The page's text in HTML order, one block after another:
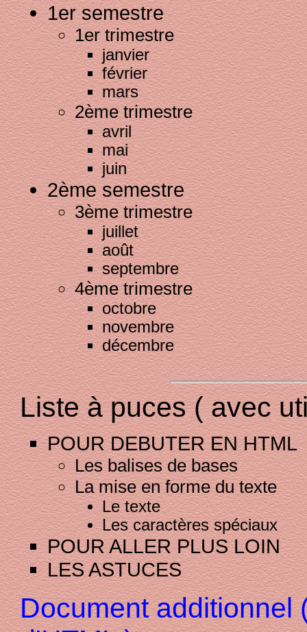
1er semestre
1er trimestre
janvier
février
mars
2ème trimestre
avril
mai
juin
2ème semestre
3ème trimestre
juillet
août
septembre
4ème trimestre
octobre
novembre
décembre
Liste à puces ( avec
POUR DEBUTER EN HTML
Les balises de bases
La mise en forme du texte
Le texte
Les caractères spéciaux
POUR ALLER PLUS LOIN
LES ASTUCES
Document additionnel